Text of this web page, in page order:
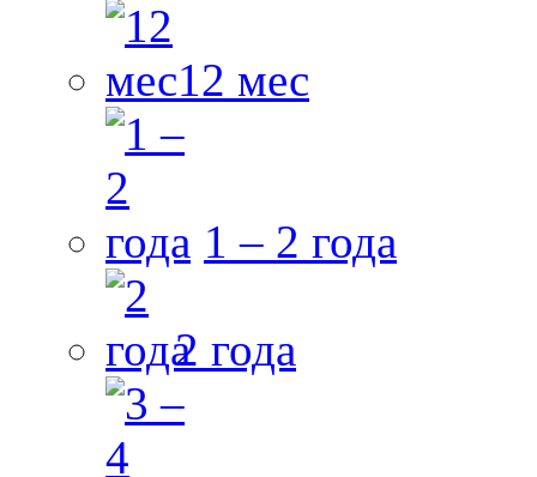
12 мес
1 – 2 года
2 года